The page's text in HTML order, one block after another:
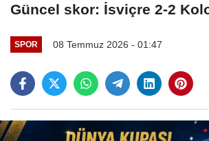
Güncel skor: İsviçre 2-2
SPOR 08 Temmuz 2026 - 01:47